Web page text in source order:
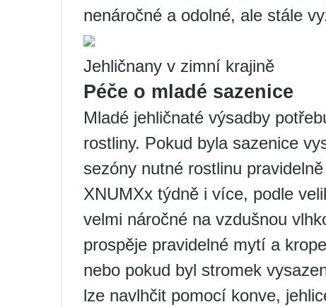
nenáročné a odolné, ale stále
Jehličnany v zimní krajině
Péče o mladé sazenice
Mladé jehličnaté výsadby
rostliny. Pokud byla sazenice
sezóny nutné rostlinu
XNUMXx týdně i více, podle
velmi náročné na vzdušnou
prospěje pravidelné mytí a
nebo pokud byl stromek
lze navlhčit pomocí konve,